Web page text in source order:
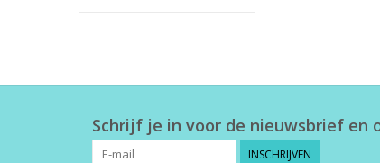
Schrijf je in voor de nieuwsbrief en
INSCHRIJVEN